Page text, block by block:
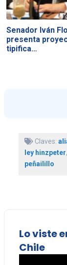
Senador Iván
presenta
tipifica…
Claves:
ley hinzpeter,
peñailillo
Lo viste
Chile